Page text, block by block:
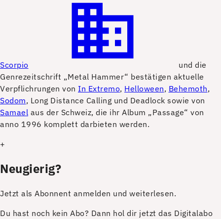
Scorpio
und die
Genrezeitschrift „Metal Hammer“ bestätigen aktuelle
Verpflichrungen von In Extremo, Helloween, Behemoth,
Sodom, Long Distance Calling und Deadlock sowie von
Samael aus der Schweiz, die ihr Album „Passage“ von
anno 1996 komplett darbieten werden.
+
Neugierig?
Jetzt als Abonnent anmelden und weiterlesen.
Du hast noch kein Abo? Dann hol dir jetzt das Digitalabo